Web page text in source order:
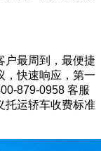
户最周到，最便捷
，快速响应，第一
879-0958 客服
托运轿车收费标准